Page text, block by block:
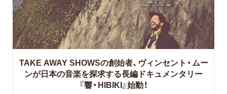
TAKE AWAY SHOWSの創始者、ヴィンセント・ムー
ンが日本の音楽を探求する長編ドキュメンタリー
『響・HIBIKI』始動！